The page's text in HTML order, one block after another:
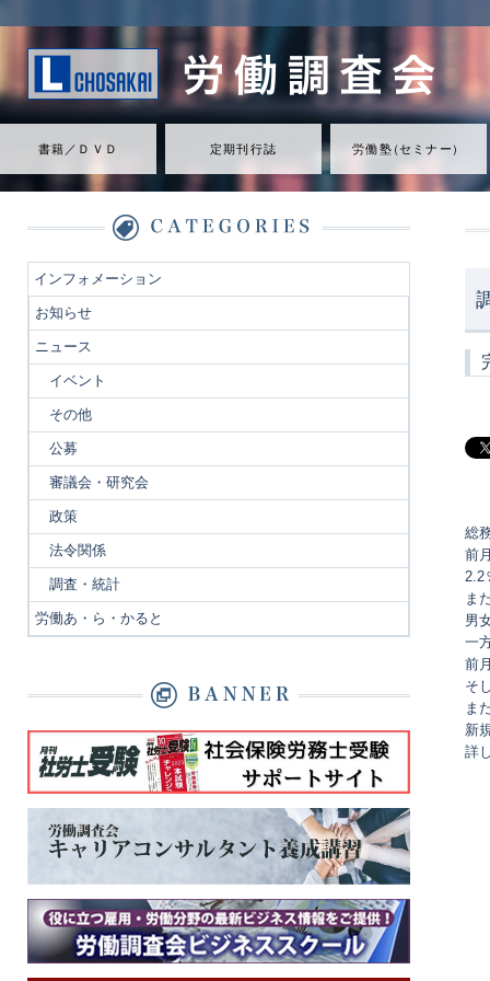
書籍／ＤＶＤ 定期刊行誌 労働塾（セミナ ー ）
総
前
2.2
ま
男
一
前
そ
ま
新
詳
インフォメーション
お知らせ
ニュース
イベント
その他
公募
審議会・研究会
政策
法令関係
調査・統計
労働あ・ら・かると